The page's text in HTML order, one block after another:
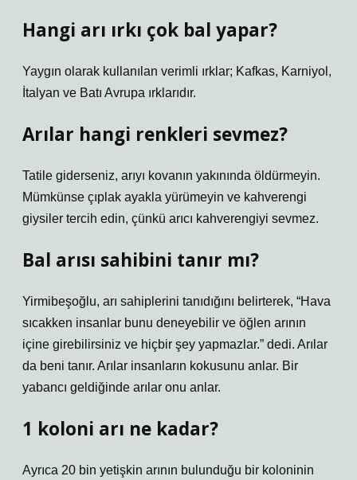
Hangi arı ırkı çok bal yapar?
Yaygın olarak kullanılan verimli ırklar; Kafkas, Karniyol,
İtalyan ve Batı Avrupa ırklarıdır.
Arılar hangi renkleri sevmez?
Tatile giderseniz, arıyı kovanın yakınında öldürmeyin.
Mümkünse çıplak ayakla yürümeyin ve kahverengi
giysiler tercih edin, çünkü arıcı kahverengiyi sevmez.
Bal arısı sahibini tanır mı?
Yirmibeşoğlu, arı sahiplerini tanıdığını belirterek, “Hava
sıcakken insanlar bunu deneyebilir ve öğlen arının
içine girebilirsiniz ve hiçbir şey yapmazlar.” dedi. Arılar
da beni tanır. Arılar insanların kokusunu anlar. Bir
yabancı geldiğinde arılar onu anlar.
1 koloni arı ne kadar?
Ayrıca 20 bin yetişkin arının bulunduğu bir koloninin